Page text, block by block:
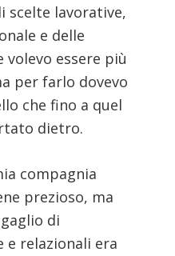
scelte lavorative,
e delle
volevo essere più
per farlo dovevo
che fino a quel
dietro.
compagnia
prezioso, ma
di
e relazionali era